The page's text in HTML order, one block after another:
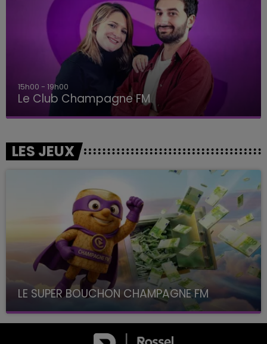
15h00 - 19h00
Le Club Champagne FM
LES JEUX
LE SUPER BOUCHON CHAMPAGNE FM
avec La Famille Champagne FM, à 8H10